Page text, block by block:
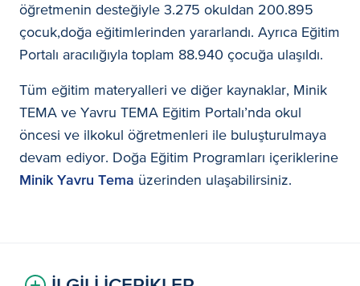
öğretmenin desteğiyle 3.275 okuldan 200.895
çocuk,doğa eğitimlerinden yararlandı. Ayrıca Eğitim
Portalı aracılığıyla toplam 88.940 çocuğa ulaşıldı.
Tüm eğitim materyalleri ve diğer kaynaklar, Minik
TEMA ve Yavru TEMA Eğitim Portalı’nda okul
öncesi ve ilkokul öğretmenleri ile buluşturulmaya
devam ediyor. Doğa Eğitim Programları içeriklerine
Minik Yavru Tema üzerinden ulaşabilirsiniz.